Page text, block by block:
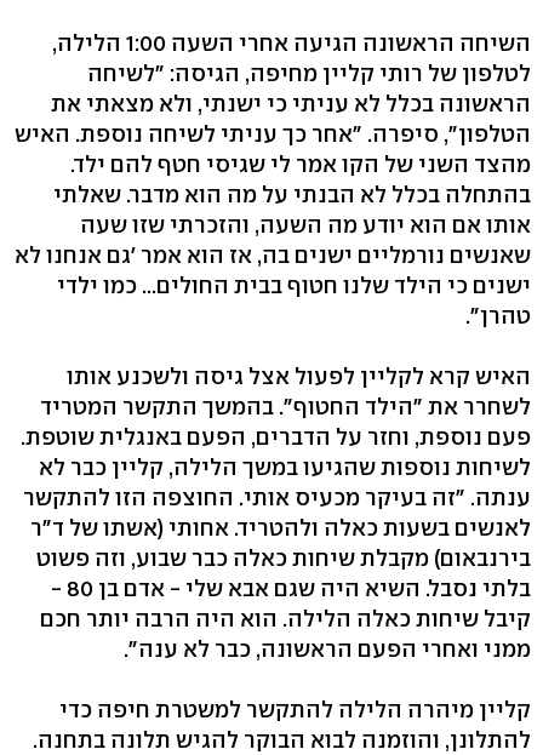
השיחה הראשונה הגיעה אחרי השעה 1:00 הלילה,
לטלפון של רותי קליין מחיפה, הגיסה: "לשיחה
הראשונה בכלל לא עניתי כי ישנתי, ולא מצאתי את
הטלפון", סיפרה. "אחר כך עניתי לשיחה נוספת. האיש
מהצד השני של הקו אמר לי שגיסי חטף להם ילד.
בהתחלה בכלל לא הבנתי על מה הוא מדבר. שאלתי
אותו אם הוא יודע מה השעה, והזכרתי שזו שעה
שאנשים נורמליים ישנים בה, אז הוא אמר 'גם אנחנו לא
ישנים כי הילד שלנו חטוף בבית החולים... כמו ילדי
טהרן".
האיש קרא לקליין לפעול אצל גיסה ולשכנע אותו
לשחרר את "הילד החטוף". בהמשך התקשר המטריד
פעם נוספת, וחזר על הדברים, הפעם באנגלית שוטפת.
לשיחות נוספות שהגיעו במשך הלילה, קליין כבר לא
ענתה. "זה בעיקר מכעיס אותי. החוצפה הזו להתקשר
לאנשים בשעות כאלה ולהטריד. אחותי (אשתו של ד"ר
בירנבאום) מקבלת שיחות כאלה כבר שבוע, וזה פשוט
בלתי נסבל. השיא היה שגם אבא שלי - אדם בן 80 -
קיבל שיחות כאלה הלילה. הוא היה הרבה יותר חכם
ממני ואחרי הפעם הראשונה, כבר לא ענה".
קליין מיהרה הלילה להתקשר למשטרת חיפה כדי
להתלונן, והוזמנה לבוא הבוקר להגיש תלונה בתחנה.